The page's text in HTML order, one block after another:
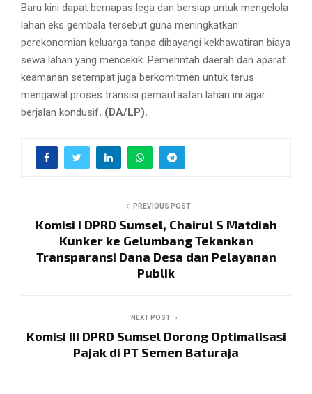
Baru kini dapat bernapas lega dan bersiap untuk mengelola
lahan eks gembala tersebut guna meningkatkan
perekonomian keluarga tanpa dibayangi kekhawatiran biaya
sewa lahan yang mencekik. Pemerintah daerah dan aparat
keamanan setempat juga berkomitmen untuk terus
mengawal proses transisi pemanfaatan lahan ini agar
berjalan kondusif. (DA/LP).
PREVIOUS POST
Komisi I DPRD Sumsel, Chairul S Matdiah
Kunker ke Gelumbang Tekankan
Transparansi Dana Desa dan Pelayanan
Publik
NEXT POST
Komisi III DPRD Sumsel Dorong Optimalisasi
Pajak di PT Semen Baturaja